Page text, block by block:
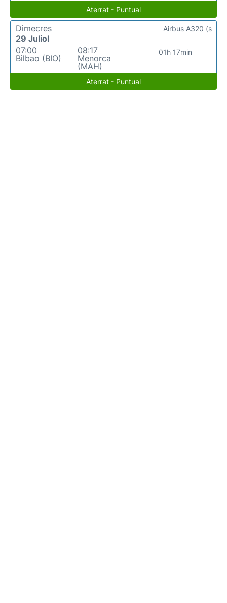
Aterrat - Puntual
Dimecres
29 Juliol
07:00
Bilbao (BIO)
08:17
Menorca
(MAH)
01h 17min
Airbus A320 (s
Aterrat - Puntual